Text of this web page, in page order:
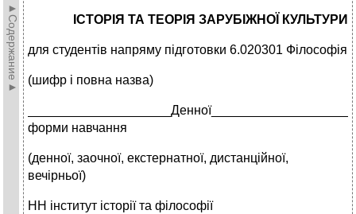
►Содержание► ІСТОРІЯ ТА ТЕОРІЯ ЗАРУБІЖНОЇ КУЛЬТУРИ
для студентів напряму підготовки 6.020301 Філософія
(шифр і повна назва)
____________________Денної____________________
форми навчання
(денної, заочної, екстернатної, дистанційної,
вечірньої)
НН інститут історії та філософії